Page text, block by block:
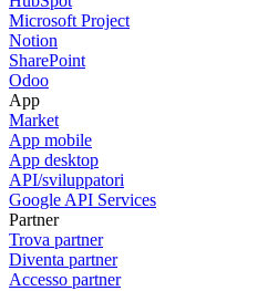
Microsoft Project
Notion
SharePoint
Odoo
App
Market
App mobile
App desktop
API/sviluppatori
Google API Services
Partner
Trova partner
Diventa partner
Accesso partner